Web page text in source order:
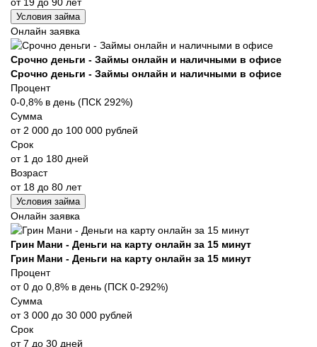
Условия займа
Онлайн заявка
Срочно деньги - Займы онлайн и наличными в офисе
Срочно деньги - Займы онлайн и наличными в офисе
Процент
0-0,8% в день (ПСК 292%)
Сумма
от 2 000 до 100 000 рублей
Срок
от 1 до 180 дней
Возраст
от 18 до 80 лет
Условия займа
Онлайн заявка
Грин Мани - Деньги на карту онлайн за 15 минут
Грин Мани - Деньги на карту онлайн за 15 минут
Процент
от 0 до 0,8% в день (ПСК 0-292%)
Сумма
от 3 000 до 30 000 рублей
Срок
от 7 до 30 дней